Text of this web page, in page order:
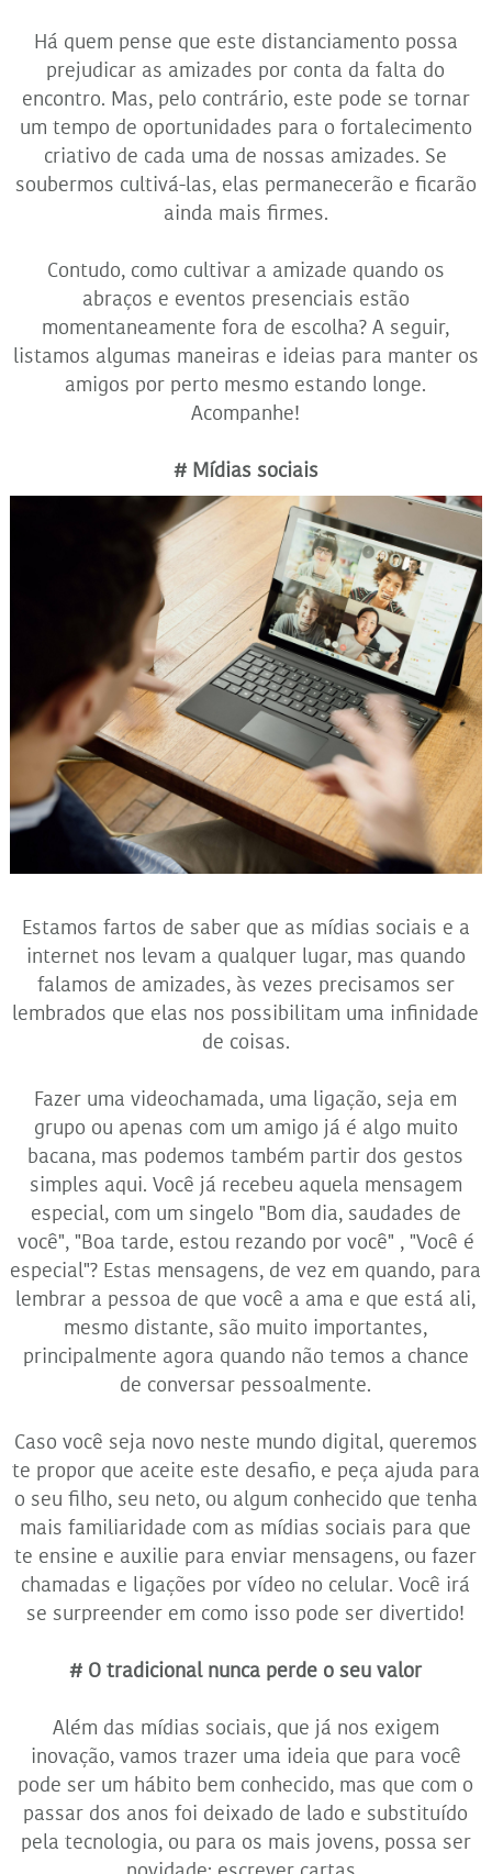
Há quem pense que este distanciamento possa
prejudicar as amizades por conta da falta do
encontro. Mas, pelo contrário, este pode se tornar
um tempo de oportunidades para o fortalecimento
criativo de cada uma de nossas amizades. Se
soubermos cultivá-las, elas permanecerão e ficarão
ainda mais firmes.
Contudo, como cultivar a amizade quando os
abraços e eventos presenciais estão
momentaneamente fora de escolha? A seguir,
listamos algumas maneiras e ideias para manter os
amigos por perto mesmo estando longe.
Acompanhe!
# Mídias sociais
Estamos fartos de saber que as mídias sociais e a
internet nos levam a qualquer lugar, mas quando
falamos de amizades, às vezes precisamos ser
lembrados que elas nos possibilitam uma infinidade
de coisas.
Fazer uma videochamada, uma ligação, seja em
grupo ou apenas com um amigo já é algo muito
bacana, mas podemos também partir dos gestos
simples aqui. Você já recebeu aquela mensagem
especial, com um singelo "Bom dia, saudades de
você", "Boa tarde, estou rezando por você" , "Você é
especial"? Estas mensagens, de vez em quando, para
lembrar a pessoa de que você a ama e que está ali,
mesmo distante, são muito importantes,
principalmente agora quando não temos a chance
de conversar pessoalmente.
Caso você seja novo neste mundo digital, queremos
te propor que aceite este desafio, e peça ajuda para
o seu filho, seu neto, ou algum conhecido que tenha
mais familiaridade com as mídias sociais para que
te ensine e auxilie para enviar mensagens, ou fazer
chamadas e ligações por vídeo no celular. Você irá
se surpreender em como isso pode ser divertido!
# O tradicional nunca perde o seu valor
Além das mídias sociais, que já nos exigem
inovação, vamos trazer uma ideia que para você
pode ser um hábito bem conhecido, mas que com o
passar dos anos foi deixado de lado e substituído
pela tecnologia, ou para os mais jovens, possa ser